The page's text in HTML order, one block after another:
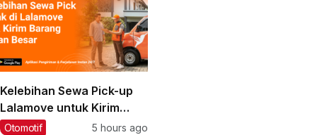
Kelebihan Sewa Pick-up
Lalamove untuk Kirim
Barang Muatan Besar
Otomotif 5 hours ago